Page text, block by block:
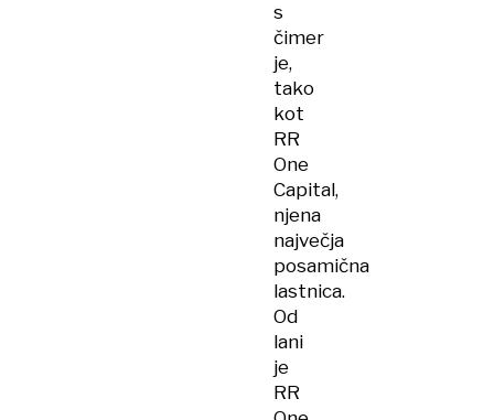
s
čimer
je,
tako
kot
RR
One
Capital,
njena
največja
posamična
lastnica.
Od
lani
je
RR